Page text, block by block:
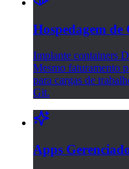
Hospedagem de
Implante containers
Mesmo faturamento
para cargas de
Git.
Apps